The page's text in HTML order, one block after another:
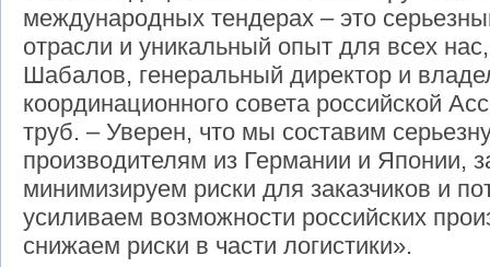
международных тендерах – это
отрасли и уникальный опыт для всех
Шабалов, генеральный директор и
координационного совета российской
труб. – Уверен, что мы составим
производителям из Германии и Японии,
минимизируем риски для заказчиков и
усиливаем возможности российских
снижаем риски в части логистики».